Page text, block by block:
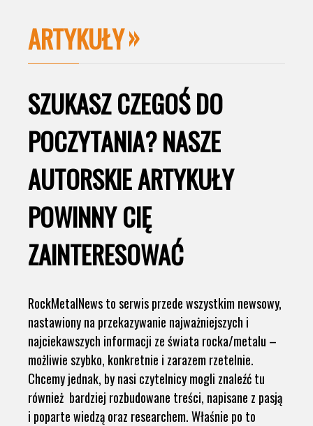
ARTYKUŁY
SZUKASZ CZEGOŚ DO
POCZYTANIA? NASZE
AUTORSKIE ARTYKUŁY
POWINNY CIĘ
ZAINTERESOWAĆ
RockMetalNews to serwis przede wszystkim newsowy,
nastawiony na przekazywanie najważniejszych i
najciekawszych informacji ze świata rocka/metalu –
możliwie szybko, konkretnie i zarazem rzetelnie.
Chcemy jednak, by nasi czytelnicy mogli znaleźć tu
również bardziej rozbudowane treści, napisane z pasją
i poparte wiedzą oraz researchem. Właśnie po to